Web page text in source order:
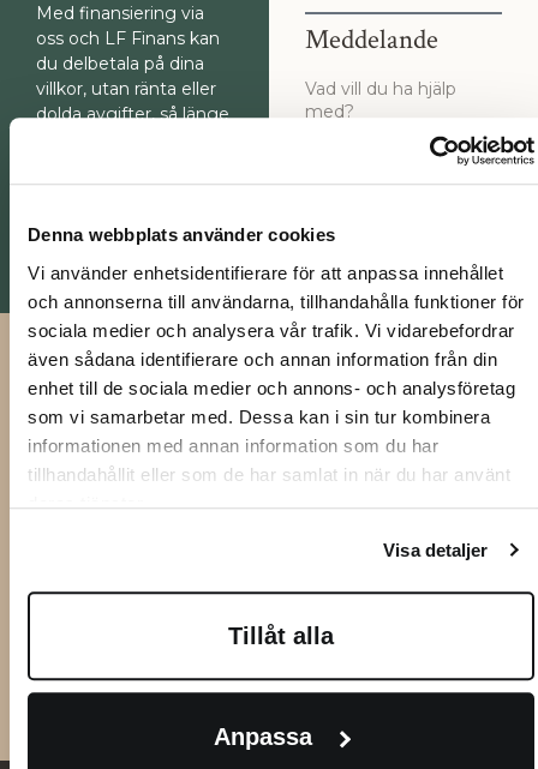
Denna webbplats använder cookies
Vi använder enhetsidentifierare för att anpassa innehållet
och annonserna till användarna, tillhandahålla funktioner för
sociala medier och analysera vår trafik. Vi vidarebefordrar
även sådana identifierare och annan information från din
enhet till de sociala medier och annons- och analysföretag
som vi samarbetar med. Dessa kan i sin tur kombinera
informationen med annan information som du har
tillhandahållit eller som de har samlat in när du har använt
deras tjänster.
Visa detaljer
Tillåt alla
Anpassa
Med finansiering via
oss och LF Finans kan
du delbetala på dina
villkor, utan ränta eller
dolda avgifter, så länge
Till LF finans
Meddelande
Att låna kostar pengar!
Om du inte kan betala tillbaka
skulden i tid riskerar du en
bostad, teckna abonnemang och få
din kommun. Kontaktuppgifter